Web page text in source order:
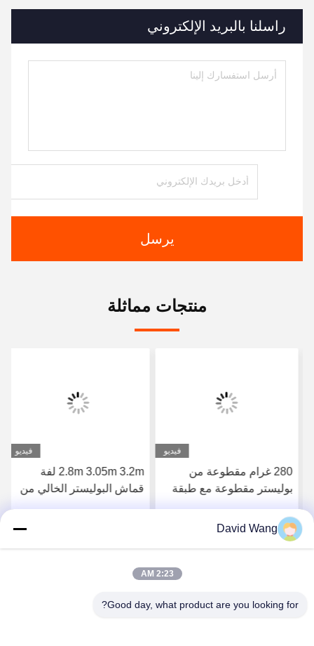
راسلنا بالبريد الإلكتروني
يرسل
منتجات مماثلة
فيديو
280 غرام مقطوعة من
بوليستر مقطوعة مع طبقة
عالية الدقة
فيديو
2.8m 3.05m 3.2m لفة
قماش البوليستر الخالي من
David Wang
2:23 AM
Good day, what product are you looking for?